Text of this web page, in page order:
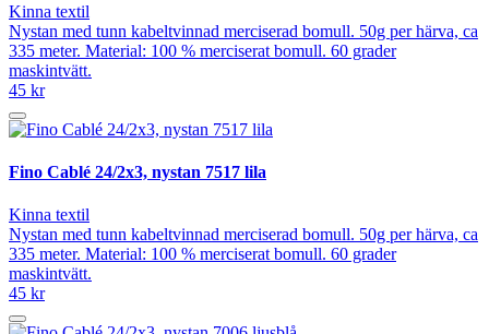
Kinna textil
Nystan med tunn kabeltvinnad merciserad bomull. 50g per härva, ca
335 meter. Material: 100 % merciserat bomull. 60 grader
maskintvätt.
45 kr
Fino Cablé 24/2x3, nystan 7517 lila
Kinna textil
Nystan med tunn kabeltvinnad merciserad bomull. 50g per härva, ca
335 meter. Material: 100 % merciserat bomull. 60 grader
maskintvätt.
45 kr